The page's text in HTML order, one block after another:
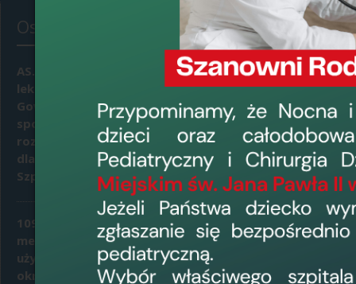
Ostatnio dodane
AS.4500.100.2025 - Dostawa
leku Trodelvy (Sacytuzumab
Gowitekan) 200 mg proszek do
sporządzania koncentratu
roztworu do infuzji – 50 fiolek
dla potrzeb Wojewódzkiego
Szpitala Zespolonego w Elblągu.
109.Pu.2025 - Dostawa sprzętu
medycznego jednorazowego
użytku w 26 pakietach przez
okres 2 miesięcy dla potrzeb
75.Pu.2025
potrzeb
› data dodania:
75.Pu.2025 -
infuzyjnych w
Załączone